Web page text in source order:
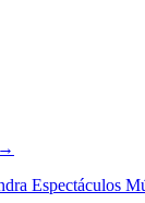
Espectáculos